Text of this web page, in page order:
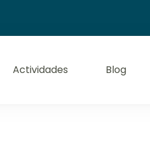
Actividades Blog